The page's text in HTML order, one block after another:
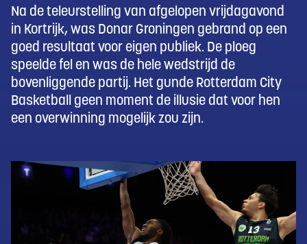
Na de teleurstelling van afgelopen vrijdagavond
in Kortrijk, was Donar Groningen gebrand op een
goed resultaat voor eigen publiek. De ploeg
speelde fel en was de hele wedstrijd de
bovenliggende partij. Het gunde Rotterdam City
Basketball geen moment de illusie dat voor hen
een overwinning mogelijk zou zijn.